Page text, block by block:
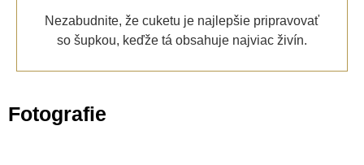
Nezabudnite, že cuketu je najlepšie pripravovať
so šupkou, keďže tá obsahuje najviac živín.
Fotografie